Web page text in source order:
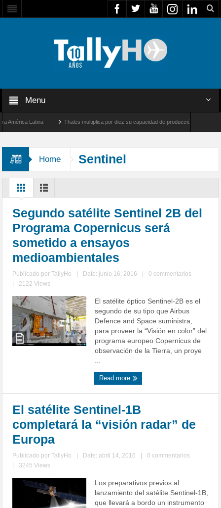
Menu
Latina Thales multiplica por diez su capacidad de producción de radares en
Home Sentinel
Segundo satélite Sentinel 2B del
Programa Copernicus será
sometido a ensayos
medioambientales
Publicado porTallyHo Date: junio 16, 2016
0 commentarios
2122 Views
El satélite óptico Sentinel-2B es el
segundo de su tipo que Airbus
Defence and Space suministra,
para proveer la “Visión en color” del
programa europeo Copernicus de
observación de la Tierra, un proye
...
Read more
El satélite Sentinel-1B
completará la “visión radar” de
Europa
Publicado porTallyHo Date: abril 14, 2016
0 commentarios
3245 Views
Los preparativos previos al
lanzamiento del satélite Sentinel-1B,
que llevará a bordo un instrumento